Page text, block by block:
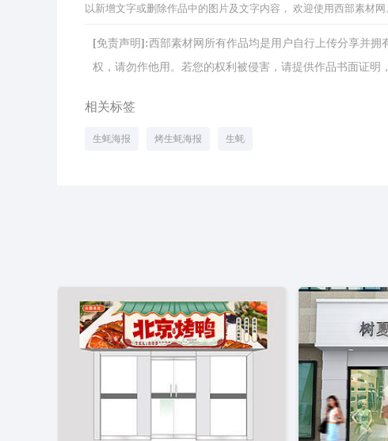
以新增文字或删除作品中的图片及文字内容， 欢迎使用西部素材网
[免责声明]:西部素材网所有作品均是用户自行上传分享并
权，请勿作他用。若您的权利被侵害，请提供作品书面证明
相关标签
生蚝海报 烤生蚝海报 生蚝